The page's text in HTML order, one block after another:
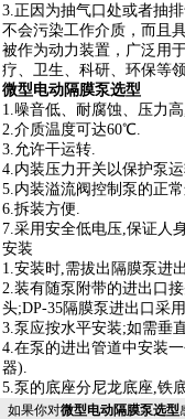
3.正因为抽气口处或者抽
不会污染工作介质，而且
被作为动力装置，广泛用
疗、卫生、科研、环保等
微型电动隔膜泵选型
1.噪音低、耐腐蚀、压力
2.介质温度可达60℃.
3.允许干运转.
4.内装压力开关以保护泵
5.内装溢流阀控制泵的正
6.拆装方便.
7.采用安全低电压,保证人
安装
1.安装时,需拔出隔膜泵进
2.装有随泵附带的进出口接
头;DP-35隔膜泵进出口采
3.泵应按水平安装;如需垂
4.在泵的进出管道中安装
器).
5.泵的底座分尼龙底座,铁
如果你对微型电动隔膜泵选型